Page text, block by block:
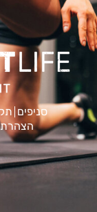
סניפים
הצהרת